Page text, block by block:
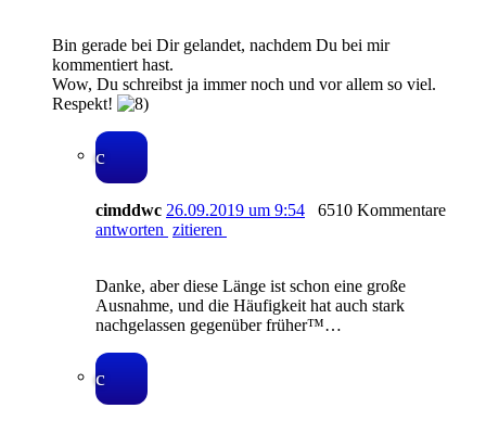
Bin gerade bei Dir gelandet, nachdem Du bei mir
kommentiert hast.
Wow, Du schreibst ja immer noch und vor allem so viel.
Respekt!
c
cimddwc 26.09.2019 um 9:54
6510 Kommentare
antworten zitieren
Danke, aber diese Länge ist schon eine große
Ausnahme, und die Häufigkeit hat auch stark
nachgelassen gegenüber früher™…
c